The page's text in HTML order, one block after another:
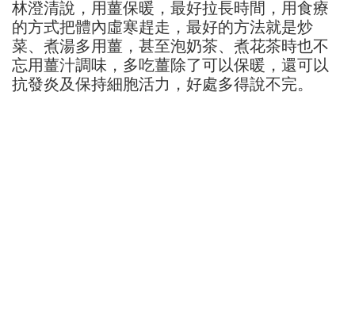
林澄清說，用薑保暖，最好拉長時間，用食療
的方式把體內虛寒趕走，最好的方法就是炒
菜、煮湯多用薑，甚至泡奶茶、煮花茶時也不
忘用薑汁調味，多吃薑除了可以保暖，還可以
抗發炎及保持細胞活力，好處多得說不完。